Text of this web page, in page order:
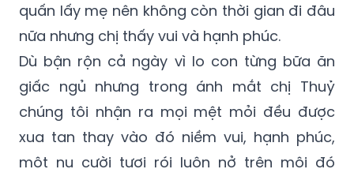
quấn lấy mẹ nên không còn thời gian đi đâu
nữa nhưng chị thấy vui và hạnh phúc.
Dù bận rộn cả ngày vì lo con từng bữa ăn
giấc ngủ nhưng trong ánh mắt chị Thuỷ
chúng tôi nhận ra mọi mệt mỏi đều được
xua tan thay vào đó niềm vui, hạnh phúc,
một nụ cười tươi rói luôn nở trên môi đó